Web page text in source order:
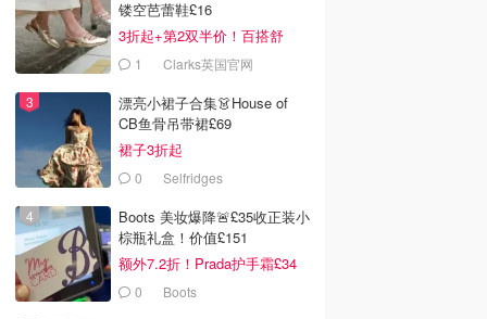
镂空芭蕾鞋£16
3折起+第2双半价！百搭舒
服！1 Clarks英国官网
漂亮小裙子合集👗House of
CB鱼骨吊带裙£69
裙子3折起
0 Selfridges
Boots 美妆爆降🚨£35收正装小
棕瓶礼盒！价值£151
额外7.2折！Prada护手霜£34
0 Boots